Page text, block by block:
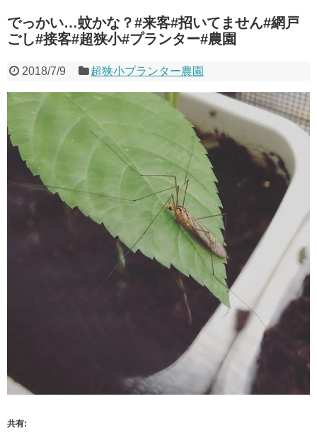
でっかい…蚊かな？#来客#招いてません#網戸
ごし#接客#超狭小#プランター#農園
2018/7/9 超狭小プランター農園
共有: